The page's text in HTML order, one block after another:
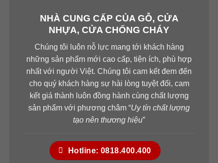
NHÀ CUNG CẤP CỦA GỖ, CỬA
NHỰA, CỬA CHỐNG CHÁY
Chúng tôi luôn nỗ lực mang tới khách hàng
những sản phẩm mới cao cấp, tiện ích, phù hợp
nhất với người Việt. Chúng tôi cam kết đem đến
cho quý khách hàng sự hài lòng tuyệt đối, cam
kết giá thành luôn đồng hành cùng chất lượng
sản phẩm với phương châm “Uy tín chất lượng
tạo nên thương hiệu”
Hotline: 0818.400.400